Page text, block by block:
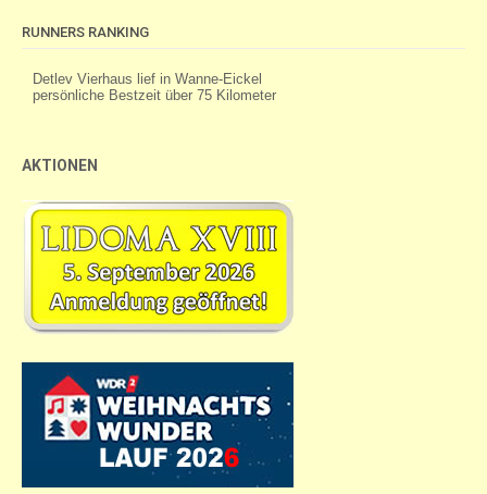
RUNNERS RANKING
AKTIONEN